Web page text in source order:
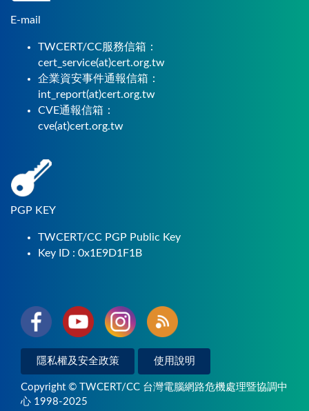
E-mail
TWCERT/CC服務信箱：
cert_service(at)cert.org.tw
企業資安事件通報信箱：
int_report(at)cert.org.tw
CVE通報信箱：
cve(at)cert.org.tw
PGP KEY
TWCERT/CC PGP Public Key
Key ID : 0x1E9D1F1B
隱私權及安全政策 使用說明
Copyright © TWCERT/CC 台灣電腦網路危機處理暨協調中
心 1998-2025